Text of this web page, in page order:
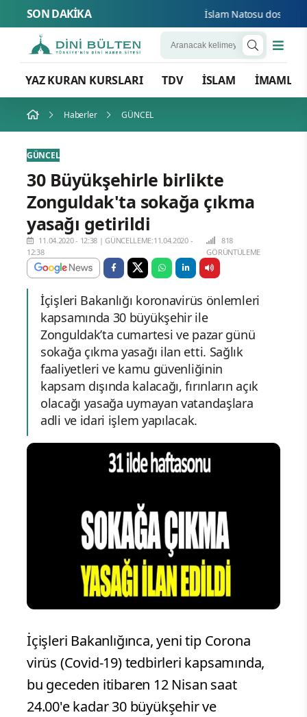
SON DAKİKA İslam Natosu dosta
YAZ KURAN KURSLARI TDV İSLAM İMAMLAR
Haberler GÜNCEL
GÜNCEL
30 Büyükşehirle birlikte
Zonguldak'ta sokağa çıkma
yasağı getirildi
11.04.2020 - 12:38 |GÜNCELLEME:11.04.2020 -
12:38
818
GÖRÜNTÜLEME
İçişleri Bakanlığı koronavirüs önlemleri
kapsamında 30 büyükşehir ile
Zonguldak’ta cumartesi ve pazar günü
sokağa çıkma yasağı ilan etti. Sağlık
faaliyetleri ve kamu güvenliğinin
kapsam dışında kalacağı, fırınların açık
olacağı yasağa uymayan vatandaşlara
adli ve idari işlem yapılacak.
İçişleri Bakanlığınca, yeni tip Corona
virüs (Covid-19) tedbirleri kapsamında,
bu geceden itibaren 12 Nisan saat
24.00'e kadar 30 büyükşehir ve